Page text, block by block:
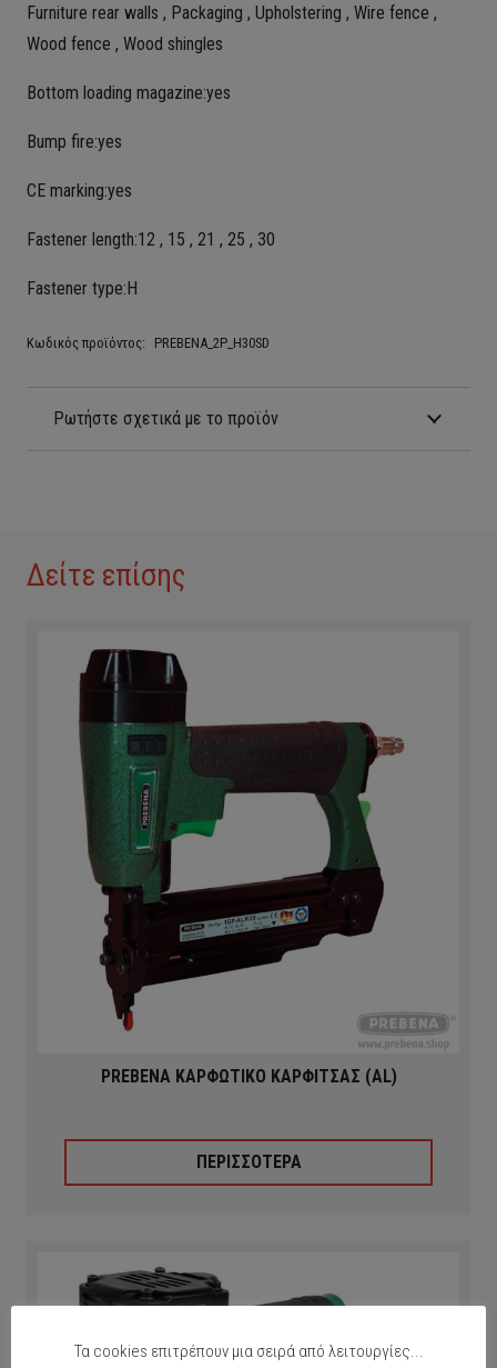
Furniture rear walls , Packaging , Upholstering , Wire fence ,
Wood fence , Wood shingles
Bottom loading magazine:yes
Bump fire:yes
CE marking:yes
Fastener length:12 , 15 , 21 , 25 , 30
Fastener type:H
Κωδικός προϊόντος: PREBENA_2P_H30SD
Ρωτήστε σχετικά με το προϊόν
Δείτε επίσης
PREBENA ΚΑΡΦΩΤΙΚΟ ΚΑΡΦΙΤΣΑΣ (AL)
ΠΕΡΙΣΣΟΤΕΡΑ
Τα cookies επιτρέπουν μια σειρά από λειτουργίες...